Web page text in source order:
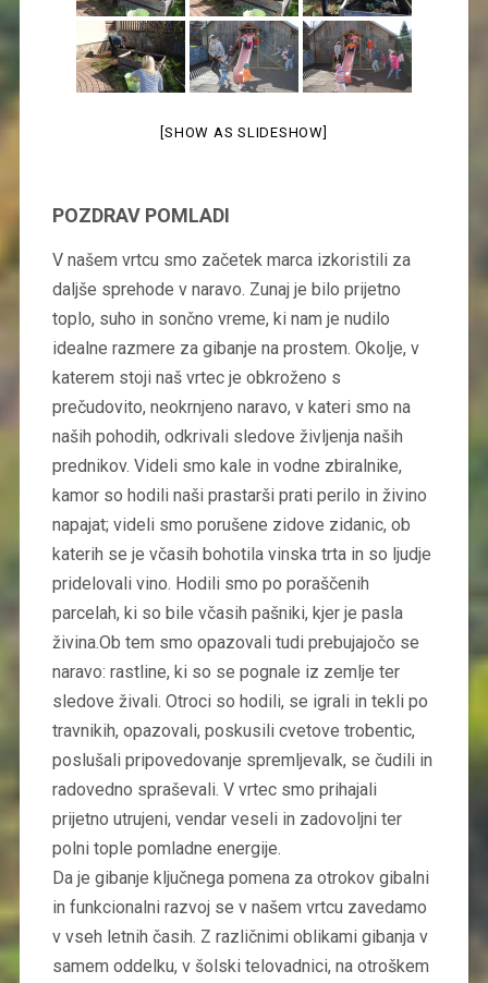
[SHOW AS SLIDESHOW]
POZDRAV POMLADI
V našem vrtcu smo začetek marca izkoristili za
daljše sprehode v naravo. Zunaj je bilo prijetno
toplo, suho in sončno vreme, ki nam je nudilo
idealne razmere za gibanje na prostem. Okolje, v
katerem stoji naš vrtec je obkroženo s
prečudovito, neokrnjeno naravo, v kateri smo na
naših pohodih, odkrivali sledove življenja naših
prednikov. Videli smo kale in vodne zbiralnike,
kamor so hodili naši prastarši prati perilo in živino
napajat; videli smo porušene zidove zidanic, ob
katerih se je včasih bohotila vinska trta in so ljudje
pridelovali vino. Hodili smo po poraščenih
parcelah, ki so bile včasih pašniki, kjer je pasla
živina.Ob tem smo opazovali tudi prebujajočo se
naravo: rastline, ki so se pognale iz zemlje ter
sledove živali. Otroci so hodili, se igrali in tekli po
travnikih, opazovali, poskusili cvetove trobentic,
poslušali pripovedovanje spremljevalk, se čudili in
radovedno spraševali. V vrtec smo prihajali
prijetno utrujeni, vendar veseli in zadovoljni ter
polni tople pomladne energije.
Da je gibanje ključnega pomena za otrokov gibalni
in funkcionalni razvoj se v našem vrtcu zavedamo
v vseh letnih časih. Z različnimi oblikami gibanja v
samem oddelku, v šolski telovadnici, na otroškem